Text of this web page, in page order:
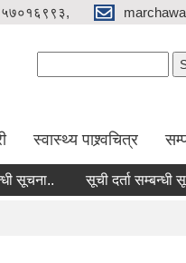
स्वास्थ्य पाश्र्वचित्र
सूची दर्ता सम्बन्धी